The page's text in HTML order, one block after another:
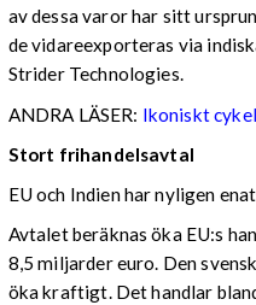
av dessa varor har sitt
de vidareexporteras via
Strider Technologies.
ANDRA LÄSER: Ikoniskt
Stort frihandelsavtal
EU och Indien har nyligen
Avtalet beräknas öka EU:s
8,5 miljarder euro. Den
öka kraftigt. Det handlar